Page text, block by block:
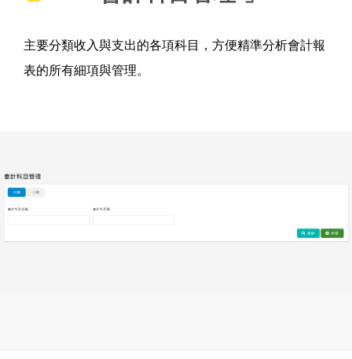
主要分類收入與支出的各項科目，方便精準分析會計報
表的所有細項與管理。